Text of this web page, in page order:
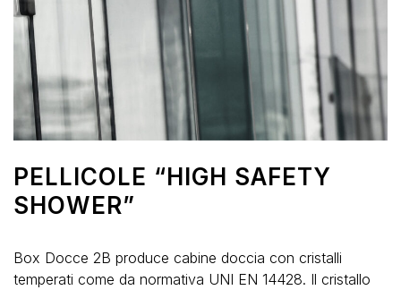
PELLICOLE “HIGH SAFETY
SHOWER”
Box Docce 2B produce cabine doccia con cristalli
temperati come da normativa UNI EN 14428. Il cristallo